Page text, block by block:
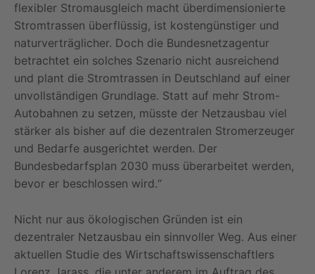
flexibler Stromausgleich macht überdimensionierte
Stromtrassen überflüssig, ist kostengünstiger und
naturverträglicher. Doch die Bundesnetzagentur
betrachtet ein solches Szenario nicht ausreichend
und plant die Stromtrassen in Deutschland auf einer
unvollständigen Grundlage. Statt auf mehr Strom-
Autobahnen zu setzen, müsste der Netzausbau viel
stärker als bisher auf die dezentralen Stromerzeuger
und Bedarfe ausgerichtet werden. Der
Bundesbedarfsplan 2030 muss überarbeitet werden,
bevor er beschlossen wird.“
Nicht nur aus ökologischen Gründen ist ein
dezentraler Netzausbau ein sinnvoller Weg. Aus einer
aktuellen Studie des Wirtschafts­wissenschaftlers